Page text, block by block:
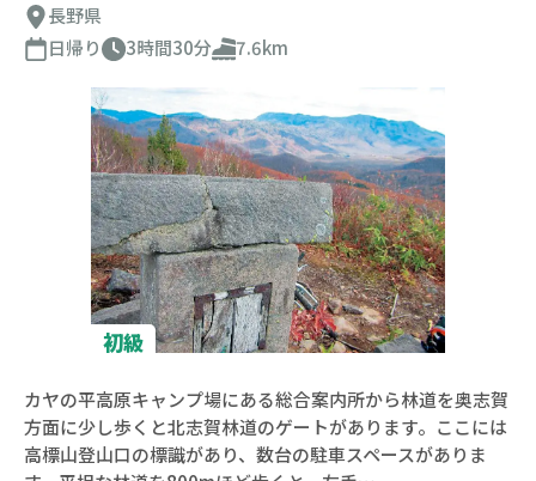
長野県
日帰り
3時間30分 7.6km
初級
カヤの平高原キャンプ場にある総合案内所から林道を奥志賀
方面に少し歩くと北志賀林道のゲートがあります。ここには
高標山登山口の標識があり、数台の駐車スペースがありま